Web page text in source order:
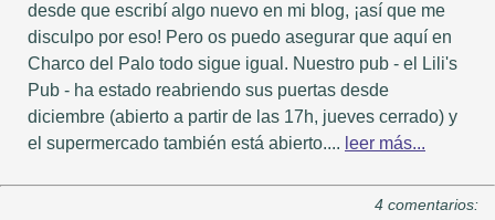
desde que escribí algo nuevo en mi blog, ¡así que me
disculpo por eso! Pero os puedo asegurar que aquí en
Charco del Palo todo sigue igual. Nuestro pub - el Lili's
Pub - ha estado reabriendo sus puertas desde
diciembre (abierto a partir de las 17h, jueves cerrado) y
el supermercado también está abierto.... leer más...
4 comentarios: